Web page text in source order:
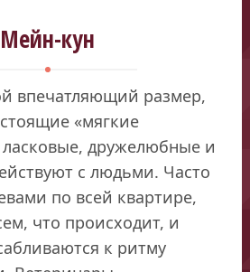
Мейн-кун
впечатляющий размер,
«мягкие
дружелюбные и
с людьми. Часто
по всей квартире,
что происходит, и
к ритму